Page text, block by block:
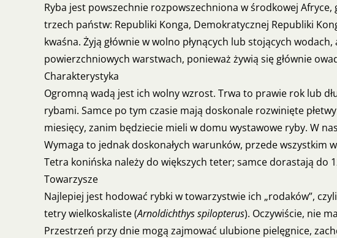
Ryba jest powszechnie rozpowszechniona w środkowej
trzech państw: Republiki Konga, Demokratycznej Republiki
kwaśna. Żyją głównie w wolno płynących lub stojących
powierzchniowych warstwach, ponieważ żywią się głównie
Charakterystyka
Ogromną wadą jest ich wolny wzrost. Trwa to prawie rok lub
rybami. Samce po tym czasie mają doskonale rozwinięte
miesięcy, zanim będziecie mieli w domu wystawowe ryby. W
Wymaga to jednak doskonałych warunków, przede wszystkim
Tetra konińska należy do większych teter; samce dorastają do
Towarzysze
Najlepiej jest hodować rybki w towarzystwie ich „rodaków”,
tetry wielkoskaliste (Arnoldichthys spilopterus). Oczywiście, nie
Przestrzeń przy dnie mogą zajmować ulubione pielęgnice,